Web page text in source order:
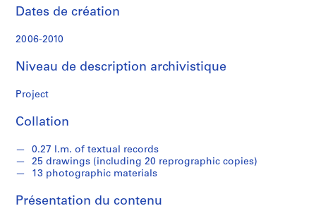
y
é
i
(
)
:
P
r
Dates de création
2006-2010
Niveau de description archivistique
Project
Collation
0.27 l.m. of textual records
25 drawings (including 20 reprographic copies)
13 photographic materials
Présentation du contenu